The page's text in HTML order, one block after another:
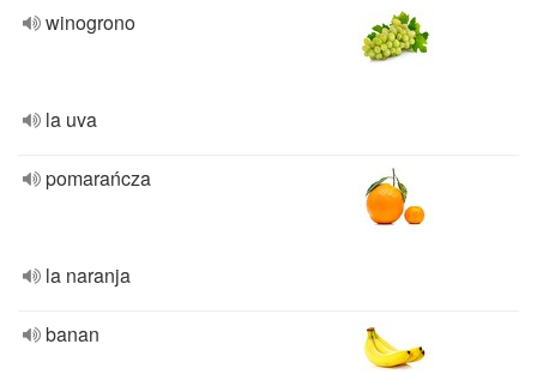
winogrono
la uva
pomarańcza
la naranja
banan